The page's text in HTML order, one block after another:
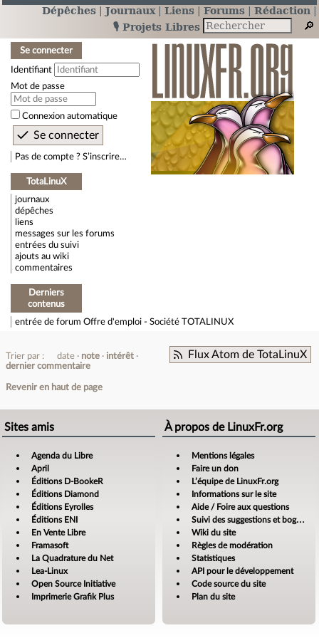
Dépêches Journaux Liens Forums
Rédaction
🎙️ Projets Libres
Se connecter
Identifiant
Mot de passe
Connexion automatique
Pas de compte ? S’inscrire…
TotaLinuX
journaux
dépêches
liens
messages sur les forums
entrées du suivi
ajouts au wiki
commentaires
Derniers
contenus
entrée de forum Offre d'emploi - Société TOTALINUX
Flux Atom de TotaLinuX
Trier par : date note
intérêt
dernier commentaire
Revenir en haut de page
Sites amis
Agenda du Libre
April
Éditions D-BookeR
Éditions Diamond
Éditions Eyrolles
Éditions ENI
En Vente Libre
Framasoft
La Quadrature du Net
Lea-Linux
Open Source Initiative
Imprimerie Grafik Plus
À propos de LinuxFr.org
Mentions légales
Faire un don
L’équipe de LinuxFr.org
Informations sur le site
Aide / Foire aux questions
Suivi des suggestions et bogues
Wiki du site
Règles de modération
Statistiques
API pour le développement
Code source du site
Plan du site